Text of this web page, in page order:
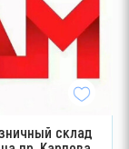
склад